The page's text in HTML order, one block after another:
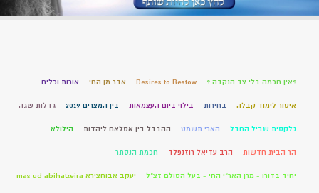
?אין חכמה בלי צד הנקבה.? Desires to Bestow אבר מן החי אורות וכלים
איסור לימוד קבלה בחירות בילוי ביום העצמאות בין המצרים 2019 גדלות שגה
גלקסית שביל החבל הארי תשמט ההבדל בין אסלאם ליהדות הילולא
הר הבית חדשות הרב עדיאל רוזנפלד חכמת הנסתר
יחיד בדורו - מרן האר"י החי - בעל הסולם זצ"ל יעקב אבוחצירא mas ud abihatzeira